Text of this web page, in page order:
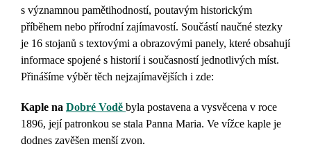
s významnou pamětihodností, poutavým historickým
příběhem nebo přírodní zajímavostí. Součástí naučné stezky
je 16 stojanů s textovými a obrazovými panely, které obsahují
informace spojené s historií i současností jednotlivých míst.
Přinášíme výběr těch nejzajímavějších i zde:
Kaple na Dobré Vodě byla postavena a vysvěcena v roce
1896, její patronkou se stala Panna Maria. Ve vížce kaple je
dodnes zavěšen menší zvon.